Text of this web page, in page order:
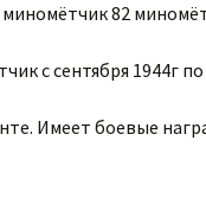
82
с сентября 1944г
Имеет боевые